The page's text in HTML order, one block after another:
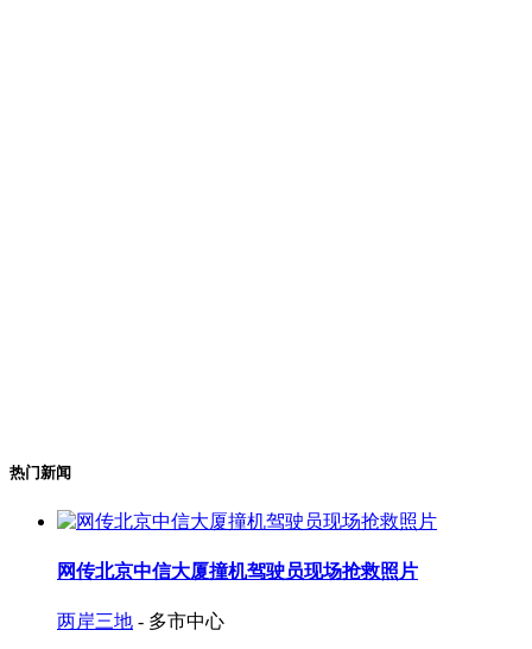
热门新闻
网传北京中信大厦撞机驾驶员现场抢救照片
两岸三地 - 多市中心